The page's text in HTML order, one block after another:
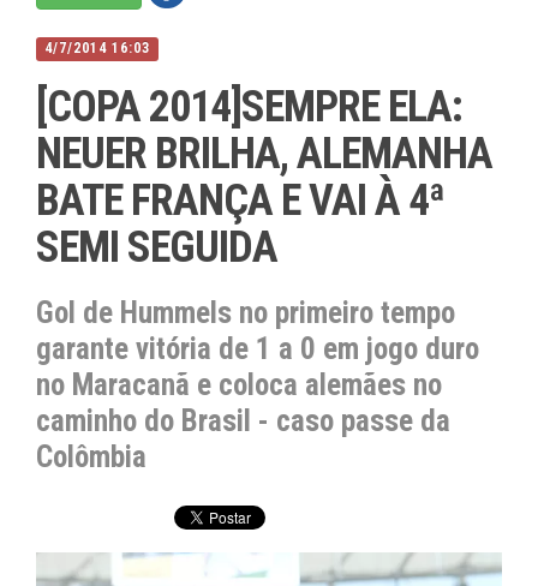
4/7/2014 16:03
[COPA 2014]SEMPRE ELA:
NEUER BRILHA, ALEMANHA
BATE FRANÇA E VAI À 4ª
SEMI SEGUIDA
Gol de Hummels no primeiro tempo
garante vitória de 1 a 0 em jogo duro
no Maracanã e coloca alemães no
caminho do Brasil - caso passe da
Colômbia